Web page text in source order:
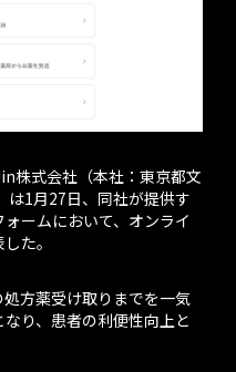
株式会社（本社：東京都文
は1月27日、同社が提供す
ームにおいて、オンライ
た。
方薬受け取りまでを一気
り、患者の利便性向上と